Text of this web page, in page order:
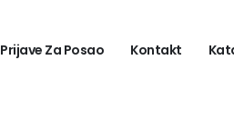
Prijave Za Posao Kontakt